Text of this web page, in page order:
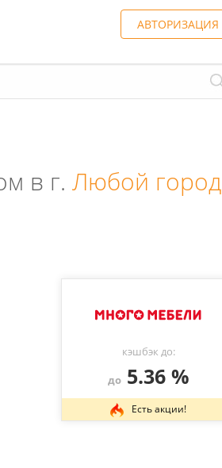
АВТОРИЗАЦИЯ
в г. Любой город
кэшбэк до:
до5.36 %
Есть акции!